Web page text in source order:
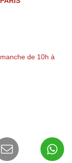
de 10h à